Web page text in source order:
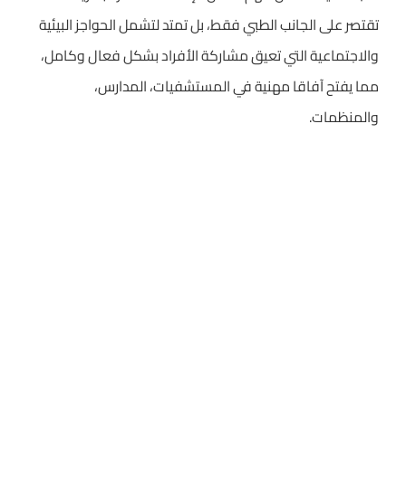
تقتصر على الجانب الطبي فقط، بل تمتد لتشمل الحواجز البيئية
والاجتماعية التي تعيق مشاركة الأفراد بشكل فعال وكامل،
مما يفتح آفاقا مهنية في المستشفيات، المدارس،
والمنظمات.